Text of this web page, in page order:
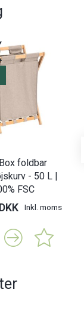
foldbar
- 50 L |
FSC
Inkl. moms